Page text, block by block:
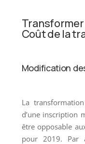
Coût de la
Modification
La
d’une inscription
être opposable
pour 2019. Par